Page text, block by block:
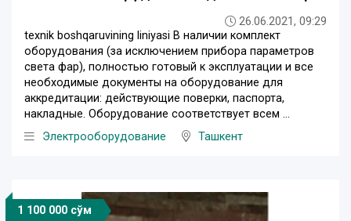
26.06.2021, 09:29
texnik boshqaruvining liniyasi В наличии комплект
оборудования (за исключением прибора параметров
света фар), полностью готовый к эксплуатации и все
необходимые документы на оборудование для
аккредитации: действующие поверки, паспорта,
накладные. Оборудование соответствует всем ...
Электрооборудование
Ташкент
1 100 000 сўм